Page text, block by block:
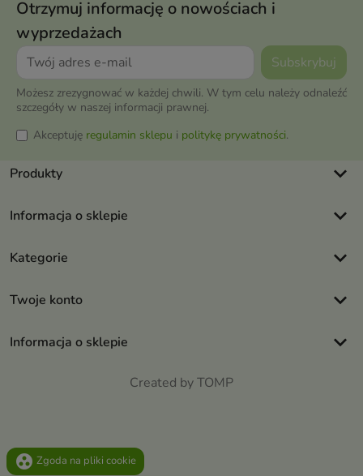
Otrzymuj informację o nowościach i
wyprzedażach
Możesz zrezygnować w każdej chwili. W tym celu należy odnaleźć
szczegóły w naszej informacji prawnej.
Akceptuję regulamin sklepu i politykę prywatności.
Produkty keyboard_arrow_down
Informacja o sklepie keyboard_arrow_down
Kategorie keyboard_arrow_down
Twoje konto keyboard_arrow_down
Informacja o sklepie keyboard_arrow_down
Created by TOMP
group_work Zgoda na pliki cookie